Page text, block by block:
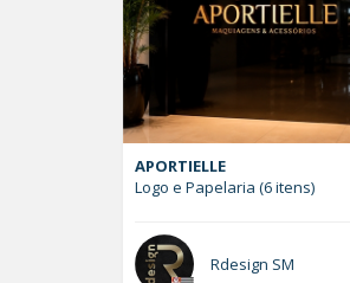
APORTIELLE
Logo e Papelaria (6 itens)
Rdesign SM